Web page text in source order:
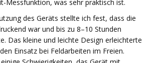
Messfunktion, was sehr praktisch ist.
des Geräts stellte ich fest, dass die
war und bis zu 8–10 Stunden
Das kleine und leichte Design erleichterte
Einsatz bei Feldarbeiten im Freien.